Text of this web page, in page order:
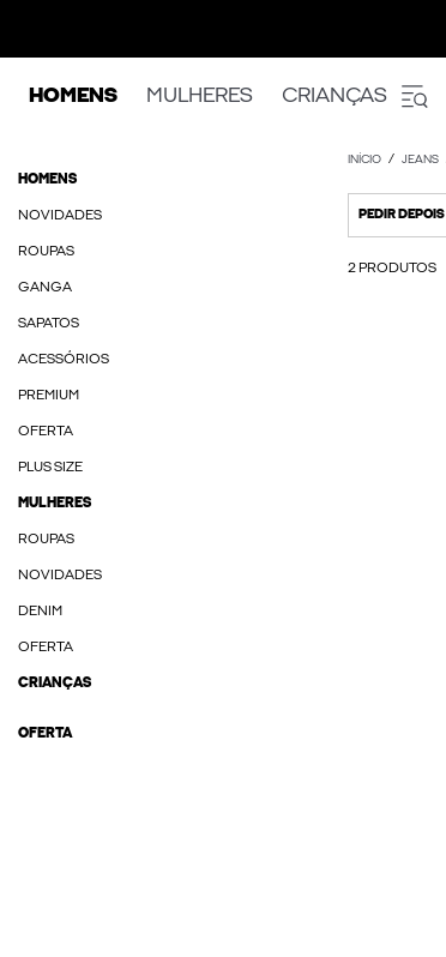
HOMENS MULHERES CRIANÇAS
HOMENS
NOVIDADES
ROUPAS
GANGA
SAPATOS
ACESSÓRIOS
PREMIUM
OFERTA
PLUS SIZE
MULHERES
ROUPAS
NOVIDADES
DENIM
OFERTA
CRIANÇAS
OFERTA
INÍCIO JEANS
PEDIR DEPOIS
2 PRODUTOS